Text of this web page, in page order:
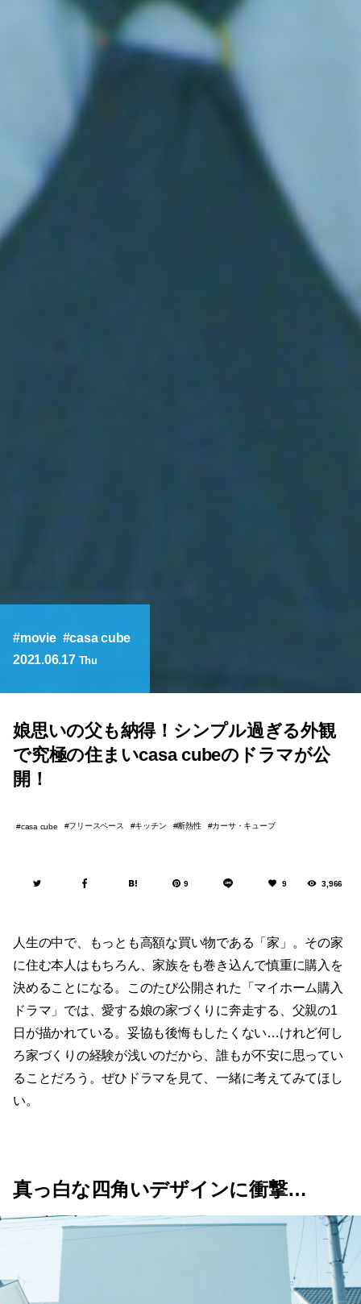
movie
casa cube
2021.06.17 Thu
娘思いの父も納得！シンプル過ぎる外観
で究極の住まいcasa cubeのドラマが公
開！
casa cube フリースペース キッチン 断熱性 カーサ・キューブ
9 9 3,966
人生の中で、もっとも高額な買い物である「家」。その家
に住む本人はもちろん、家族をも巻き込んで慎重に購入を
決めることになる。このたび公開された「マイホーム購入
ドラマ」では、愛する娘の家づくりに奔走する、父親の1
日が描かれている。妥協も後悔もしたくない…けれど何し
ろ家づくりの経験が浅いのだから、誰もが不安に思ってい
ることだろう。ぜひドラマを見て、一緒に考えてみてほし
い。
真っ白な四角いデザインに衝撃…